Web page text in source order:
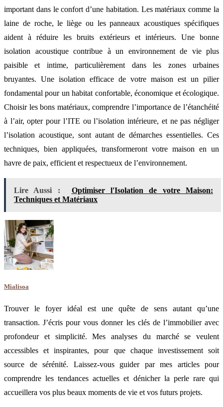
important dans le confort d’une habitation. Les matériaux comme la
laine de roche, le liège ou les panneaux acoustiques spécifiques
aident à réduire les bruits extérieurs et intérieurs. Une bonne
isolation acoustique contribue à un environnement de vie plus
paisible et intime, particulièrement dans les zones urbaines
bruyantes. Une isolation efficace de votre maison est un pilier
fondamental pour un habitat confortable, économique et écologique.
Choisir les bons matériaux, comprendre l’importance de l’étanchéité
à l’air, opter pour l’ITE ou l’isolation intérieure, et ne pas négliger
l’isolation acoustique, sont autant de démarches essentielles. Ces
techniques, bien appliquées, transformeront votre maison en un
havre de paix, efficient et respectueux de l’environnement.
Lire Aussi :
Optimiser l'Isolation de votre Maison:
Techniques et Matériaux
Mialisoa
Trouver le foyer idéal est une quête de sens autant qu’une
transaction. J’écris pour vous donner les clés de l’immobilier avec
profondeur et simplicité. Mes analyses du marché se veulent
accessibles et inspirantes, pour que chaque investissement soit
source de sérénité. Laissez-vous guider par mes articles pour
comprendre les tendances actuelles et dénicher la perle rare qui
accueillera vos plus beaux moments de vie et vos futurs projets.